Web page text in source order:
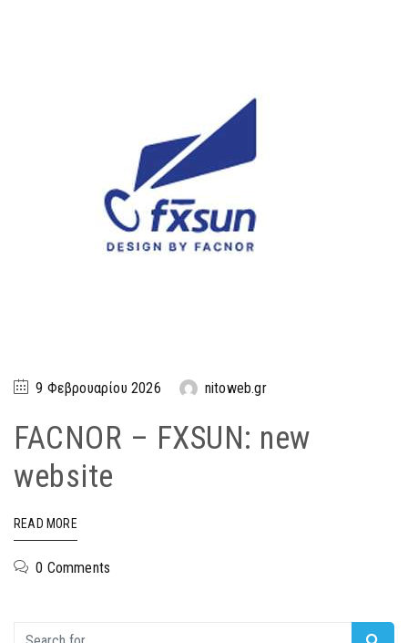
9 Φεβρουαρίου 2026 nitoweb.gr
FACNOR – FXSUN: new
website
READ MORE
0 Comments